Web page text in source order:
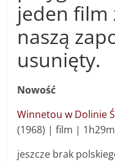
jeden film
naszą
usunięty.
Nowość
Winnetou w Dolinie
(1968) | film |
jeszcze brak